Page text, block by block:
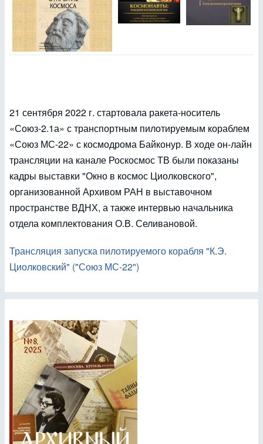
21 сентября 2022 г. стартовала ракета-носитель
«Союз-2.1а» с транспортным пилотируемым кораблем
«Союз МС-22» с космодрома Байконур. В ходе он-лайн
трансляции на канале Роскосмос ТВ были показаны
кадры выставки "Окно в космос Циолковского",
организованной Архивом РАН в выставочном
пространстве ВДНХ, а также интервью начальника
отдела комплектования О.В. Селивановой.
Трансляция запуска пилотируемого корабля "К.Э.
Циолковский" ("Союз МС-22")